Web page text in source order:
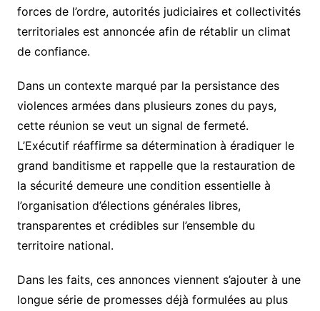
forces de l’ordre, autorités judiciaires et collectivités
territoriales est annoncée afin de rétablir un climat
de confiance.
Dans un contexte marqué par la persistance des
violences armées dans plusieurs zones du pays,
cette réunion se veut un signal de fermeté.
L’Exécutif réaffirme sa détermination à éradiquer le
grand banditisme et rappelle que la restauration de
la sécurité demeure une condition essentielle à
l’organisation d’élections générales libres,
transparentes et crédibles sur l’ensemble du
territoire national.
Dans les faits, ces annonces viennent s’ajouter à une
longue série de promesses déjà formulées au plus